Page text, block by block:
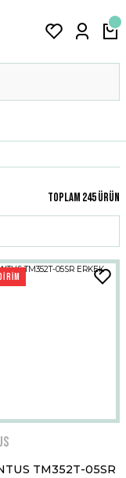
Toplam 245 ürün
TM352T-05SR